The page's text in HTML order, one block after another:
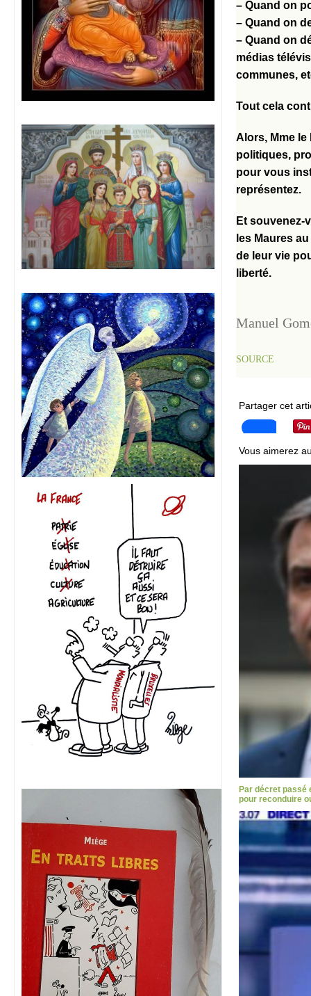
– Quand on
– Quand on
– Quand on
médias
communes,
Tout cela
Alors, Mme le
politiques,
pour vous
représentez.
Et souvenez-
les Maures
de leur vie
liberté.
Manuel
SOURCE
Partager cet
Vous aimerez
Par décret passé
pour reconduire